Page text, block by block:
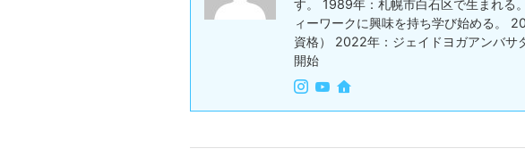
す。 1989年：札幌市白石区で生まれる
ィーワークに興味を持ち学び始める。
資格） 2022年：ジェイドヨガアンバ
開始